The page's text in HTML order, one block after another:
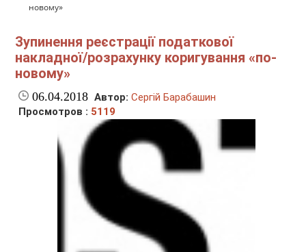
новому»
Зупинення реєстрації податкової
накладної/розрахунку коригування «по-
новому»
06.04.2018 Автор: Сергій Барабашин
Просмотров : 5119